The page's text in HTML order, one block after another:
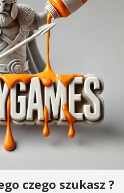
czego szukasz ?